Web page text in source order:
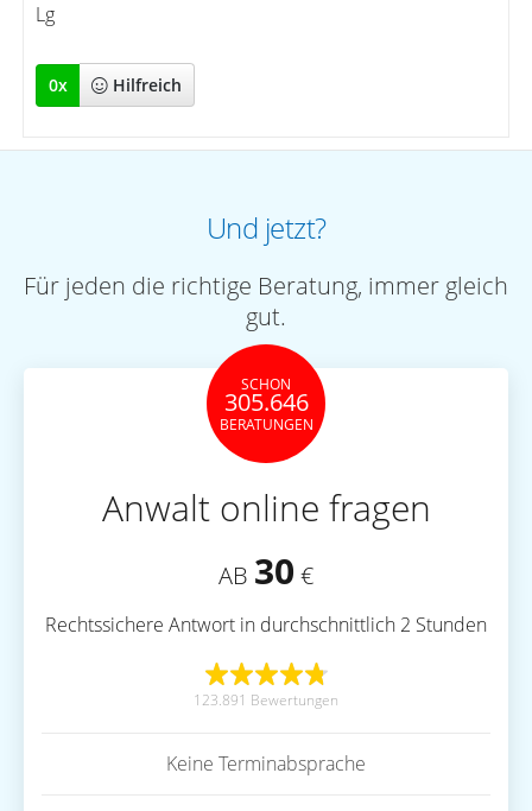
Lg
0x Hilfreich
Und jetzt?
Für jeden die richtige Beratung, immer gleich
gut.
SCHON
305.646
BERATUNGEN
Anwalt online fragen
AB 30 €
Rechtssichere Antwort in durchschnittlich 2 Stunden
123.891 Bewertungen
Keine Terminabsprache